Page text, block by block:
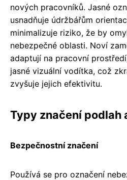
nových pracovníků. Jasné
usnadňuje údržbářům
minimalizuje riziko, že by
nebezpečné oblasti. Noví
adaptují na pracovní
jasné vizuální vodítka, což
zvyšuje jejich efektivitu.
Typy značení podlah
Bezpečnostní značení
Používá se pro označení